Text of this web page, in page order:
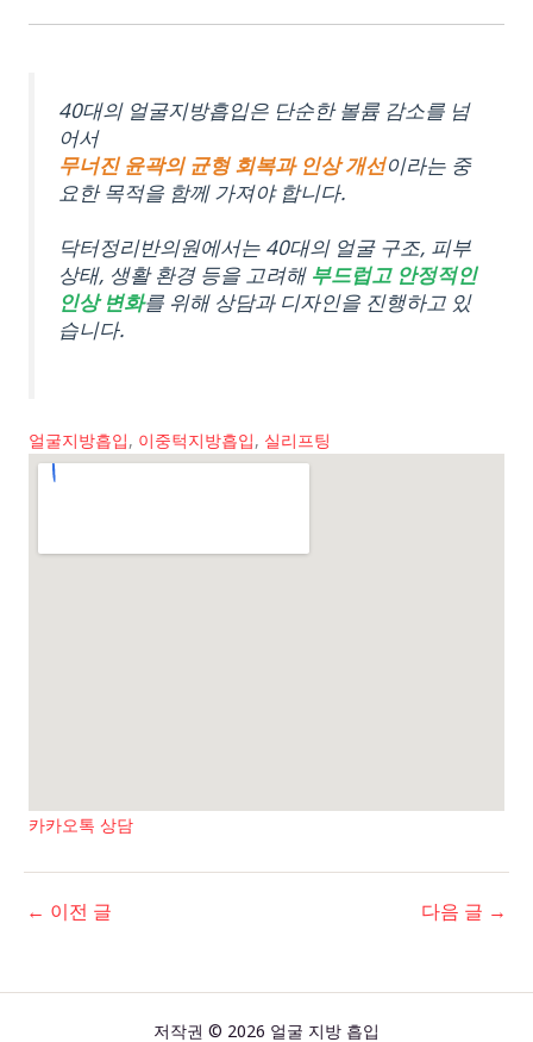
40대의 얼굴지방흡입은 단순한 볼륨 감소를 넘
어서
무너진 윤곽의 균형 회복과 인상 개선이라는 중
요한 목적을 함께 가져야 합니다.
닥터정리반의원에서는 40대의 얼굴 구조, 피부
상태, 생활 환경 등을 고려해 부드럽고 안정적인
인상 변화를 위해 상담과 디자인을 진행하고 있
습니다.
얼굴지방흡입, 이중턱지방흡입, 실리프팅
카카오톡 상담
← 이전 글 다음 글 →
저작권 © 2026 얼굴 지방 흡입